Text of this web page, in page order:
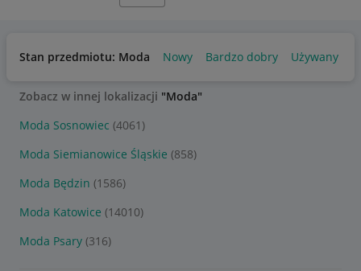
Stan przedmiotu: Moda Nowy Bardzo dobry Używany
Zobacz w innej lokalizacji "Moda"
Moda Sosnowiec (4061)
Moda Siemianowice Śląskie (858)
Moda Będzin (1586)
Moda Katowice (14010)
Moda Psary (316)